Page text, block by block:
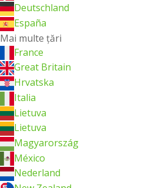
Deutschland
España
Mai multe ţări
France
Great Britain
Hrvatska
Italia
Lietuva
Lietuva
Magyarország
México
Nederland